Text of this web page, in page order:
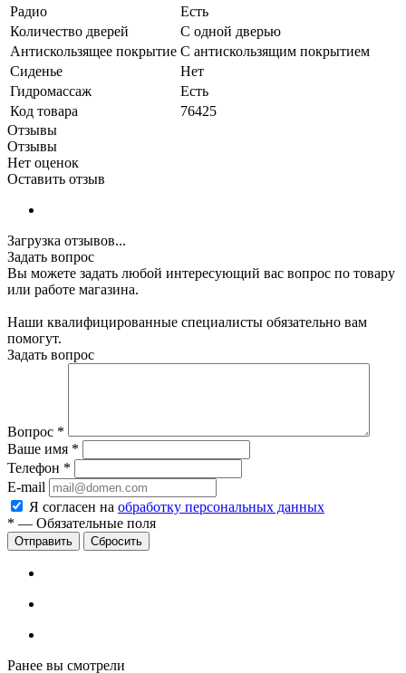
Радио
Есть
Количество дверей
С одной дверью
Антискользящее покрытие С антискользящим покрытием
Сиденье
Нет
Гидромассаж
Есть
Код товара
76425
Отзывы
Отзывы
Нет оценок
Оставить отзыв
Загрузка отзывов...
Задать вопрос
Вы можете задать любой интересующий вас вопрос по товару
или работе магазина.
Наши квалифицированные специалисты обязательно вам
помогут.
Задать вопрос
Вопрос *
Ваше имя *
Телефон *
E-mail
Я согласен на обработку персональных данных
* — Обязательные поля
Сбросить
Ранее вы смотрели